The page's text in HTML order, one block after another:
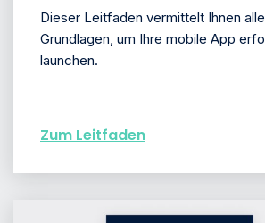
Dieser Leitfaden vermittelt Ihnen
Grundlagen, um Ihre mobile App
launchen.
Zum Leitfaden